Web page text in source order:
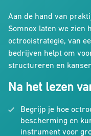
Aan de hand van
Somnox laten we zien
octrooistrategie, van
bedrijven helpt om
structureren en
Na het lezen
Begrijp je hoe
bescherming en
instrument voor